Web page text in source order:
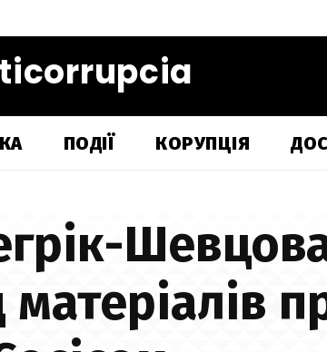
ПОДІЇ КОРУПЦІЯ